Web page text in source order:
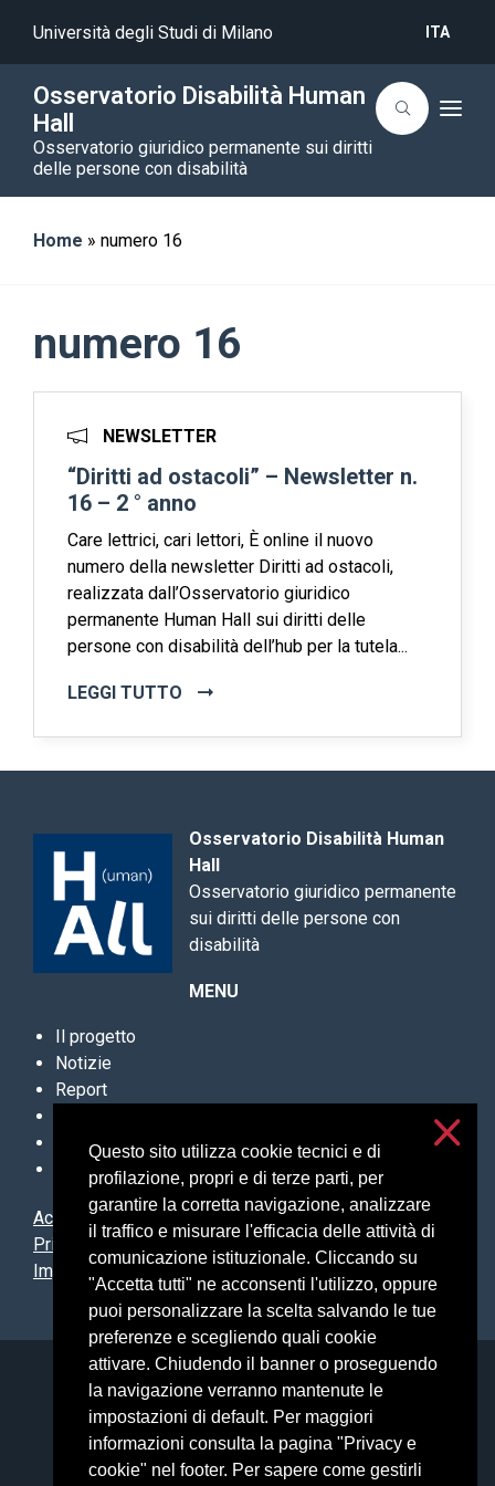
Questo sito utilizza cookie tecnici e di
profilazione, propri e di terze parti, per
garantire la corretta navigazione, analizzare
il traffico e misurare l'efficacia delle attività di
comunicazione istituzionale. Cliccando su
"Accetta tutti" ne acconsenti l'utilizzo, oppure
puoi personalizzare la scelta salvando le tue
preferenze e scegliendo quali cookie
attivare. Chiudendo il banner o proseguendo
la navigazione verranno mantenute le
impostazioni di default. Per maggiori
informazioni consulta la pagina "Privacy e
cookie" nel footer. Per sapere come gestirli
Università degli Studi di Milano ITA
Osservatorio Disabilità Human
Hall
Osservatorio giuridico permanente sui diritti
delle persone con disabilità
T
e
Home » numero 16
numero 16
NEWSLETTER
“Diritti ad ostacoli” – Newsletter n.
16 – 2 ° anno
Care lettrici, cari lettori, È online il nuovo
numero della newsletter Diritti ad ostacoli,
realizzata dall’Osservatorio giuridico
permanente Human Hall sui diritti delle
persone con disabilità dell’hub per la tutela...
LEGGI TUTTO
Osservatorio Disabilità Human
Hall
Osservatorio giuridico permanente
sui diritti delle persone con
disabilità
MENU
Il progetto
Notizie
Report
Contatti
Newsletter
Accessibilità
Privacy e cookies
Impostazioni cookie
Università degli Studi di Milano
Via Festa del Perdono, 7 - 20122 Milano
Posta Elettronica Certificata